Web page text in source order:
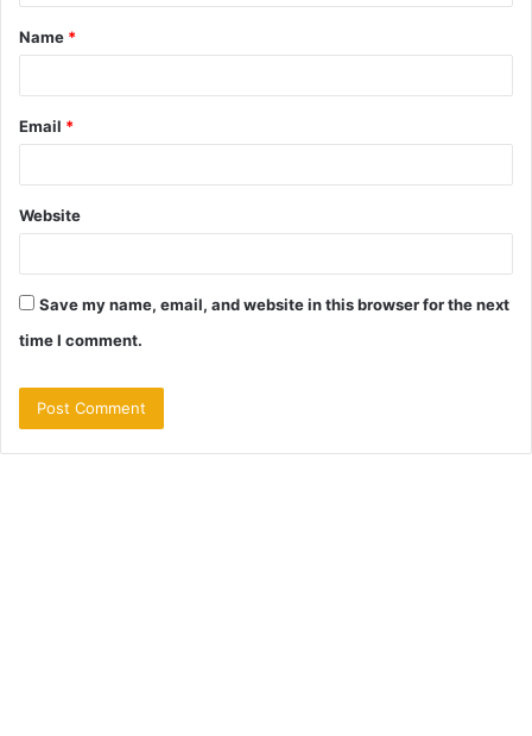
t
*
Name *
Email *
Website
Save my name, email, and website in this browser for the next
time I comment.